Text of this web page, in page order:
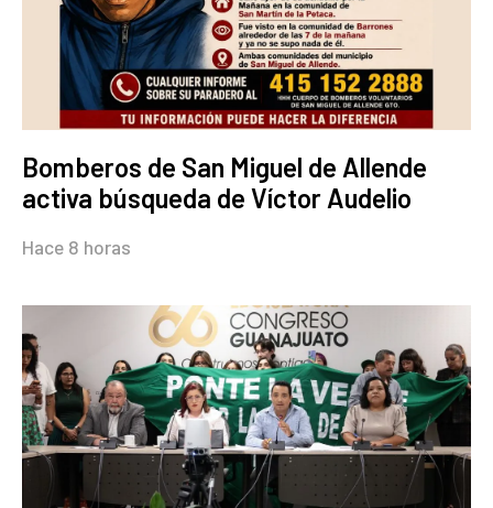
Bomberos de San Miguel de Allende
activa búsqueda de Víctor Audelio
Hace 8 horas